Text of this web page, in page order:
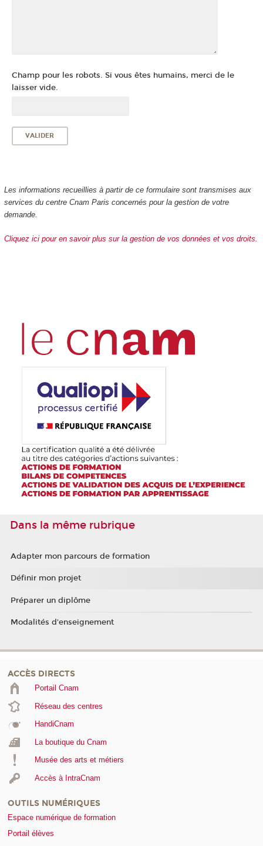
Champ pour les robots. Si vous êtes humains, merci de le
laisser vide.
Les informations recueillies à partir de ce formulaire sont transmises aux
services du centre Cnam Paris concernés pour la gestion de votre
demande.
Cliquez ici pour en savoir plus sur la gestion de vos données et vos droits.
Dans la même rubrique
Adapter mon parcours de formation
Définir mon projet
Préparer un diplôme
Modalités d'enseignement
ACCÈS DIRECTS
Portail Cnam
Réseau des centres
HandiCnam
La boutique du Cnam
Musée des arts et métiers
Accès à IntraCnam
OUTILS NUMÉRIQUES
Espace numérique de formation
Portail élèves